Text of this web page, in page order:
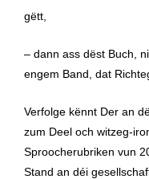
gëtt,
– dann ass dëst Buch,
engem Band, dat
Verfolge kënnt Der an
zum Deel och witzeg-
Sproocherubriken vun
Stand an déi